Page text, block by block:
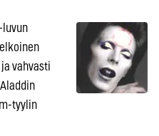
luvun
vahvasti
tyylin